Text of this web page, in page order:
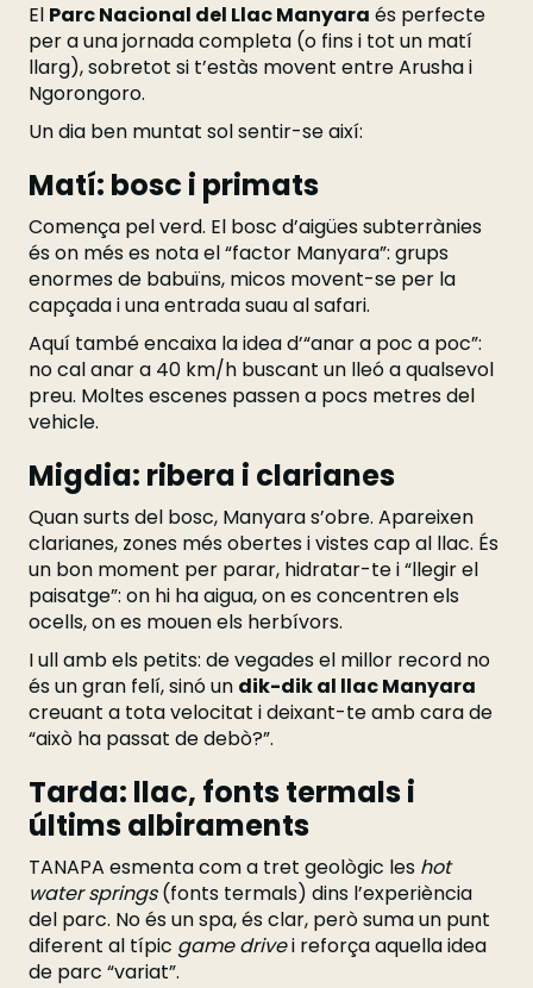
El Parc Nacional del Llac Manyara és perfecte
per a una jornada completa (o fins i tot un matí
llarg), sobretot si t’estàs movent entre Arusha i
Ngorongoro.
Un dia ben muntat sol sentir-se així:
Matí: bosc i primats
Comença pel verd. El bosc d’aigües subterrànies
és on més es nota el “factor Manyara”: grups
enormes de babuïns, micos movent-se per la
capçada i una entrada suau al safari.
Aquí també encaixa la idea d’“anar a poc a poc”:
no cal anar a 40 km/h buscant un lleó a qualsevol
preu. Moltes escenes passen a pocs metres del
vehicle.
Migdia: ribera i clarianes
Quan surts del bosc, Manyara s’obre. Apareixen
clarianes, zones més obertes i vistes cap al llac. És
un bon moment per parar, hidratar-te i “llegir el
paisatge”: on hi ha aigua, on es concentren els
ocells, on es mouen els herbívors.
I ull amb els petits: de vegades el millor record no
és un gran felí, sinó un dik-dik al llac Manyara
creuant a tota velocitat i deixant-te amb cara de
“això ha passat de debò?”.
Tarda: llac, fonts termals i
últims albiraments
TANAPA esmenta com a tret geològic les hot
water springs(fonts termals) dins l’experiència
del parc. No és un spa, és clar, però suma un punt
diferent al típic game drivei reforça aquella idea
de parc “variat”.